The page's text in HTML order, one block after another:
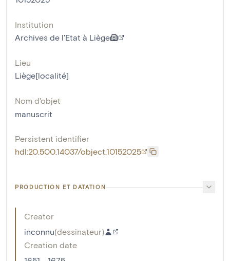
Institution
Archives de l'Etat à Liège
Lieu
Liège[localité]
Nom d'objet
manuscrit
Persistent identifier
hdl:20.500.14037/object.10152025
PRODUCTION ET DATATION
Creator
inconnu(dessinateur)
Creation date